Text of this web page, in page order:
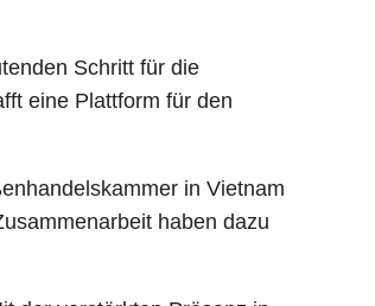
Schritt für die
eine Plattform für den
in Vietnam
haben dazu